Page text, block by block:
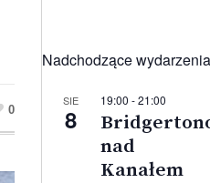
0
Nadchodzące wydarzenia
SIE
8
19:00 -21:00
nad
Kanałem